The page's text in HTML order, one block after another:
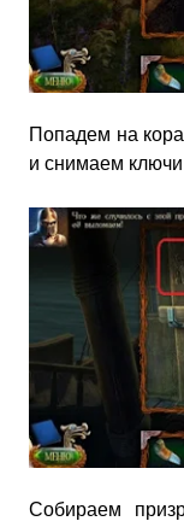
Попадем на
и снимаем ключи
Собираем